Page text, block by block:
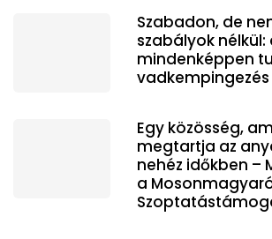
Szabadon, de
szabályok nélkül:
mindenképpen
Egy közösség,
megtartja az
nehéz időkben –
a